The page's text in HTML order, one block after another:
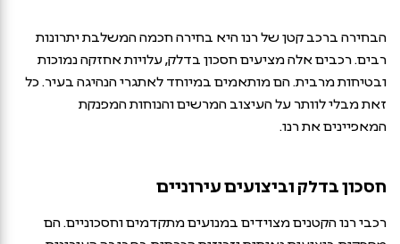
הבחירה ברכב קטן של רנו היא בחירה חכמה המשלבת יתרונות
רבים. רכבים אלה מציעים חסכון בדלק, עלויות אחזקה נמוכות
ובטיחות מרבית. הם מותאמים במיוחד לאתגרי הנהיגה בעיר. כל
זאת מבלי לוותר על העיצוב המרשים והנוחות המפנקת
המאפיינים את רנו.
חסכון בדלק וביצועים עירוניים
רכבי רנו הקטנים מצוידים במנועים מתקדמים וחסכוניים. הם